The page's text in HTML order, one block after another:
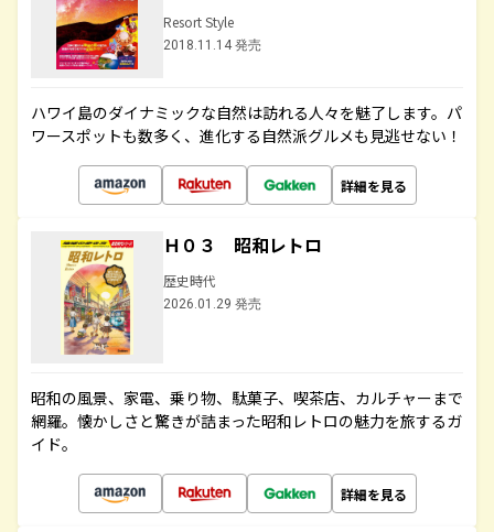
Resort Style
2018.11.14 発売
ハワイ島のダイナミックな自然は訪れる人々を魅了します。パ
ワースポットも数多く、進化する自然派グルメも見逃せない！
詳細を見る
Ｈ０３ 昭和レトロ
歴史時代
2026.01.29 発売
昭和の風景、家電、乗り物、駄菓子、喫茶店、カルチャーまで
網羅。懐かしさと驚きが詰まった昭和レトロの魅力を旅するガ
イド。
詳細を見る